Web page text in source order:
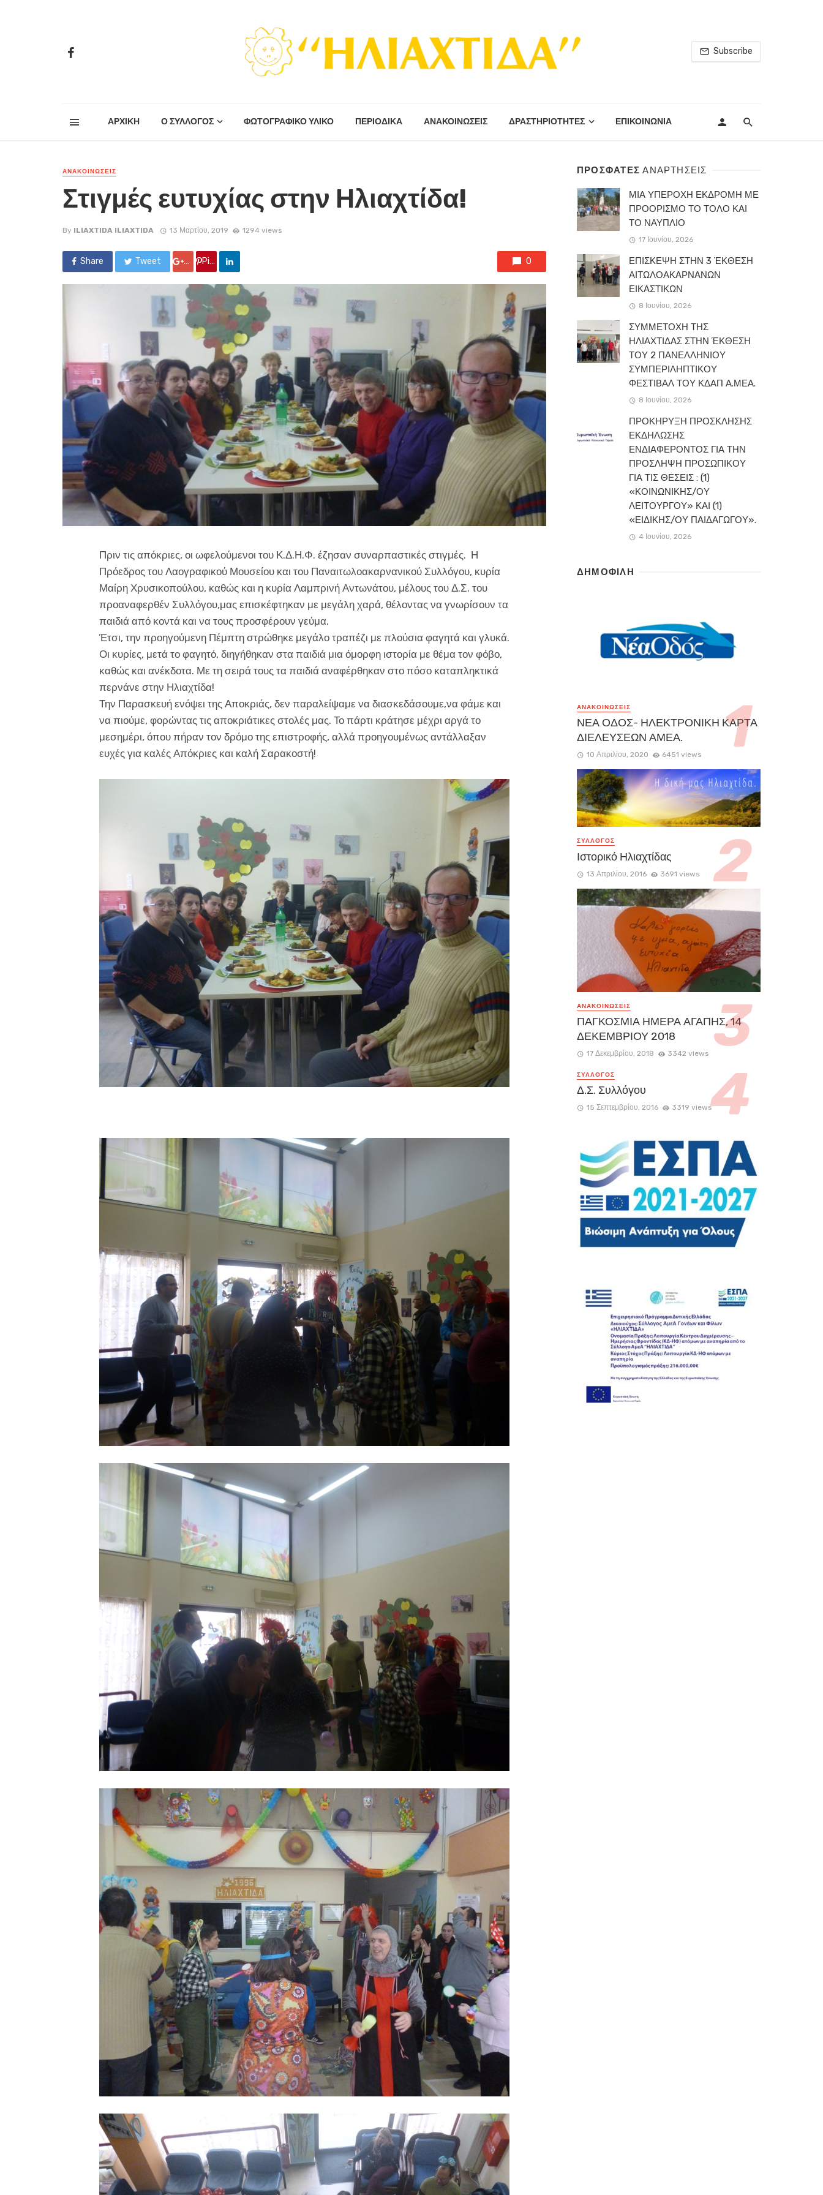
Subscribe
ΑΡΧΙΚΗ Ο ΣΥΛΛΟΓΟΣ ΦΩΤΟΓΡΑΦΙΚΟ ΥΛΙΚΟ ΠΕΡΙΟΔΙΚΆ ΑΝΑΚΟΙΝΩΣΕΙΣ ΔΡΑΣΤΗΡΙΟΤΗΤΕΣ ΕΠΙΚΟΙΝΩΝΙΑ
ΑΝΑΚΟΙΝΏΣΕΙΣ
Στιγμές ευτυχίας στην Ηλιαχτίδα!
By ILIAXTIDA ILIAXTIDA 13 Μαρτίου, 2019 1294 views
Share Tweet Google +
Pin it 0
Πριν τις απόκριες, οι ωφελούμενοι του Κ.Δ.Η.Φ. έζησαν συναρπαστικές στιγμές. Η
Πρόεδρος του Λαογραφικού Μουσείου και του Παναιτωλοακαρνανικού Συλλόγου, κυρία
Μαίρη Χρυσικοπούλου, καθώς και η κυρία Λαμπρινή Αντωνάτου, μέλους του Δ.Σ. του
προαναφερθέν Συλλόγου,μας επισκέφτηκαν με μεγάλη χαρά, θέλοντας να γνωρίσουν τα
παιδιά από κοντά και να τους προσφέρουν γεύμα.
Έτσι, την προηγούμενη Πέμπτη στρώθηκε μεγάλο τραπέζι με πλούσια φαγητά και γλυκά.
Οι κυρίες, μετά το φαγητό, διηγήθηκαν στα παιδιά μια όμορφη ιστορία με θέμα τον φόβο,
καθώς και ανέκδοτα. Με τη σειρά τους τα παιδιά αναφέρθηκαν στο πόσο καταπληκτικά
περνάνε στην Ηλιαχτίδα!
Την Παρασκευή ενόψει της Αποκριάς, δεν παραλείψαμε να διασκεδάσουμε,να φάμε και
να πιούμε, φορώντας τις αποκριάτικες στολές μας. Το πάρτι κράτησε μέχρι αργά το
μεσημέρι, όπου πήραν τον δρόμο της επιστροφής, αλλά προηγουμένως αντάλλαξαν
ευχές για καλές Απόκριες και καλή Σαρακοστή!
ΠΡΟΣΦΑΤΕΣΑΝΑΡΤΗΣΕΙΣ
ΜΙΑ ΥΠΕΡΟΧΗ ΕΚΔΡΟΜΗ ΜΕ
ΠΡΟΟΡΙΣΜΟ ΤΟ ΤΟΛΟ ΚΑΙ
ΤΟ ΝΑΥΠΛΙΟ
17 Ιουνίου, 2026
ΕΠΙΣΚΕΨΗ ΣΤΗΝ 3 ΈΚΘΕΣΗ
ΑΙΤΩΛΟΑΚΑΡΝΑΝΩΝ
ΕΙΚΑΣΤΙΚΩΝ
8 Ιουνίου, 2026
ΣΥΜΜΕΤΟΧΗ ΤΗΣ
ΗΛΙΑΧΤΙΔΑΣ ΣΤΗΝ ΈΚΘΕΣΗ
ΤΟΥ 2 ΠΑΝΕΛΛΗΝΙΟΥ
ΣΥΜΠΕΡΙΛΗΠΤΙΚΟΥ
ΦΕΣΤΙΒΑΛ ΤΟΥ ΚΔΑΠ Α.ΜΕΑ.
8 Ιουνίου, 2026
ΠΡΟΚΗΡΥΞΗ ΠΡΟΣΚΛΗΣΗΣ
ΕΚΔΗΛΩΣΗΣ
ΕΝΔΙΑΦΕΡΟΝΤΟΣ ΓΙΑ ΤΗΝ
ΠΡΟΣΛΗΨΗ ΠΡΟΣΩΠΙΚΟΥ
ΓΙΑ ΤΙΣ ΘΕΣΕΙΣ : (1)
«ΚΟΙΝΩΝΙΚΗΣ/ΟΥ
ΛΕΙΤΟΥΡΓΟΥ» ΚΑΙ (1)
«ΕΙΔΙΚΗΣ/ΟΥ ΠΑΙΔΑΓΩΓΟΥ».
4 Ιουνίου, 2026
ΔΗΜΟΦΙΛΗ
ΑΝΑΚΟΙΝΏΣΕΙΣ
ΝΕΑ ΟΔΟΣ- ΗΛΕΚΤΡΟΝΙΚΗ ΚΑΡΤΑ
ΔΙΕΛΕΥΣΕΩΝ ΑΜΕΑ.
10 Απριλίου, 2020 6451 views
ΣΥΛΛΟΓΟΣ
Ιστορικό Ηλιαχτίδας
13 Απριλίου, 2016 3691 views
ΑΝΑΚΟΙΝΏΣΕΙΣ
ΠΑΓΚΟΣΜΙΑ ΗΜΕΡΑ ΑΓΑΠΗΣ, 14
ΔΕΚΕΜΒΡΙΟΥ 2018
17 Δεκεμβρίου, 2018 3342 views
ΣΥΛΛΟΓΟΣ
Δ.Σ. Συλλόγου
15 Σεπτεμβρίου, 2016 3319 views